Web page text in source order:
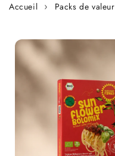
Accueil Packs de valeur